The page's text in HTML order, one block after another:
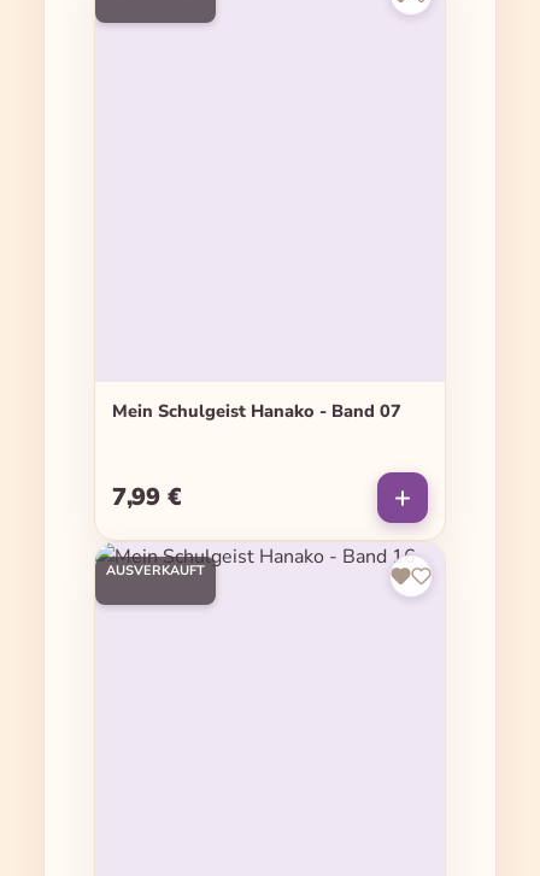
Mein Schulgeist Hanako - Band 07
Regulärer Preis:
7,99 €
AUSVERKAUFT